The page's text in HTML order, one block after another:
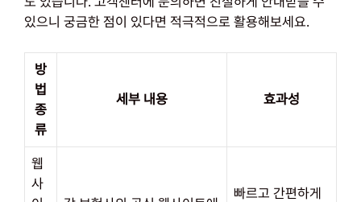
있으니 궁금한 점이 있다면 적극적으로 활용해보세요.
방
법
종
류
세부 내용 효과성
웹
사
빠르고 간편하게